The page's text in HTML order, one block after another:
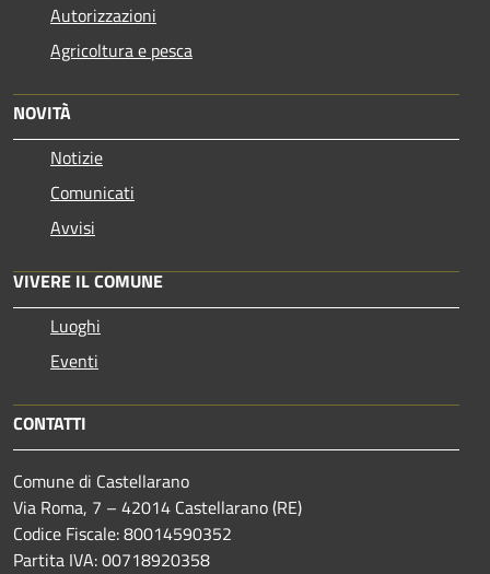
Autorizzazioni
Agricoltura e pesca
NOVITÀ
Notizie
Comunicati
Avvisi
VIVERE IL COMUNE
Luoghi
Eventi
CONTATTI
Comune di Castellarano
Via Roma, 7 – 42014 Castellarano (RE)
Codice Fiscale: 80014590352
Partita IVA: 00718920358